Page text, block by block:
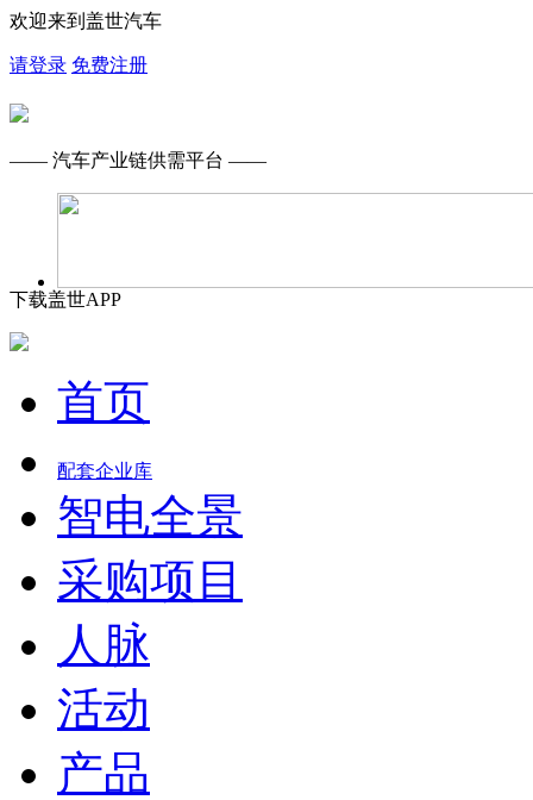
欢迎来到盖世汽车
请登录 免费注册
—— 汽车产业链供需平台 ——
下载盖世APP
首页
配套企业库
智电全景
采购项目
人脉
活动
产品